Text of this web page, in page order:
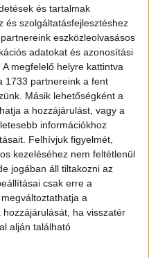
és tartalmak
és szolgáltatásfejlesztéshez
eszközleolvasásos
adatokat és azonosítási
megfelelő helyre kattintva
1733 partnereink a fent
Másik lehetőségként a
a hozzájárulást, vagy a
információkhoz
Felhívjuk figyelmét,
kezeléséhez nem feltétlenül
jogában áll tiltakozni az
csak erre a
a
ha visszatér
alján található
a szemek egy
nehezebbek,
kötött társaiknál,
nem lógnak,
ami bizonyos
előny (pl. táska,
némileg több
kötés, tehát ha
kötéssel, és
a horgolt darab
több fonalra